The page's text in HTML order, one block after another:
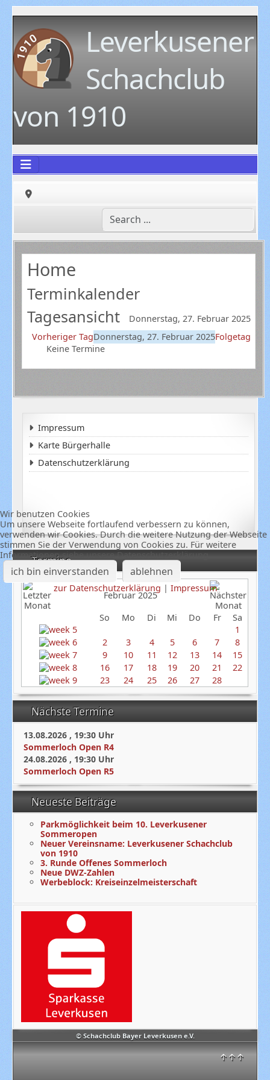
Leverkusener
Schachclub
von 1910
© Schachclub Bayer Leverkusen e.V.
↑↑↑
Termine
Februar 2025
So
Mo Di Mi Do Fr
Sa
1
2
3 4 5 6 7
8
9
10 11 12 13 14
15
16
17 18 19 20 21
22
23
24 25 26 27 28
Nächste Termine
13.08.2026 , 19:30 Uhr
Sommerloch Open R4
24.08.2026 , 19:30 Uhr
Sommerloch Open R5
Neueste Beiträge
Parkmöglichkeit beim 10. Leverkusener
Sommeropen
Neuer Vereinsname: Leverkusener Schachclub
von 1910
3. Runde Offenes Sommerloch
Neue DWZ-Zahlen
Werbeblock: Kreiseinzelmeisterschaft
Home
Terminkalender
Tagesansicht
Donnerstag, 27. Februar 2025
Vorheriger TagDonnerstag, 27. Februar 2025Folgetag
Keine Termine
Impressum
Karte Bürgerhalle
Datenschutzerklärung
Wir benutzen Cookies
Um unsere Webseite fortlaufend verbessern zu können,
verwenden wir Cookies. Durch die weitere Nutzung der Webseite
stimmen Sie der Verwendung von Cookies zu. Für weitere
Informationen siehe unsere Datenschutzerklärung
ich bin einverstanden ablehnen
zur Datenschutzerklärung | Impressum